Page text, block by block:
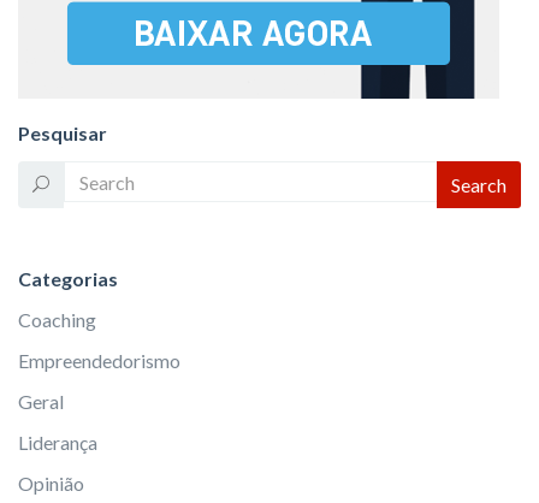
Pesquisar
Categorias
Coaching
Empreendedorismo
Geral
Liderança
Opinião